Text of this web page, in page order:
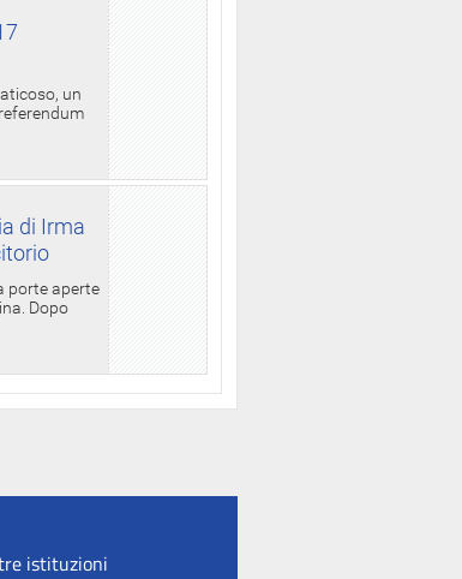
un
di Irma
porte aperte
Dopo
istituzioni